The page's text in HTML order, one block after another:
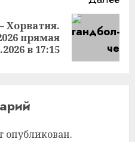
Хорватия.
прямая
в 17:15
опубликован.